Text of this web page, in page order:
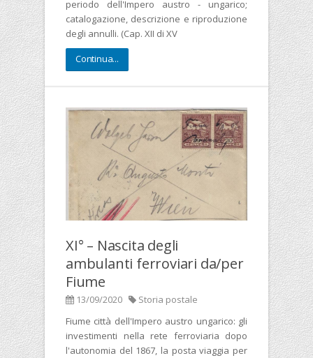
periodo dell'Impero austro - ungarico;
catalogazione, descrizione e riproduzione
degli annulli. (Cap. XII di XV
Continua...
XI° – Nascita degli
ambulanti ferroviari da/per
Fiume
13/09/2020
Storia postale
Fiume città dell'Impero austro ungarico: gli
investimenti nella rete ferroviaria dopo
l'autonomia del 1867, la posta viaggia per